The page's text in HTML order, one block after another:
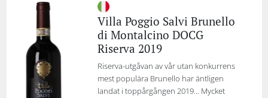
Villa Poggio Salvi Brunello
di Montalcino DOCG
Riserva 2019
Riserva-utgåvan av vår utan konkurrens
mest populära Brunello har äntligen
landat i toppårgången 2019... Mycket